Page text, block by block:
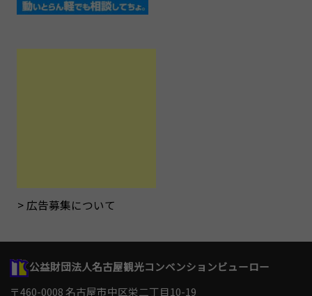
広告募集について
公益財団法人名古屋観光コンベンションビューロー
〒460-0008 名古屋市中区栄二丁目10-19